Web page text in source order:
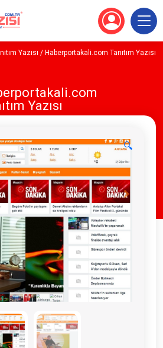
Yazısı / Haberportakali.com Tanıtım Yazısı
Yazısı
🔍